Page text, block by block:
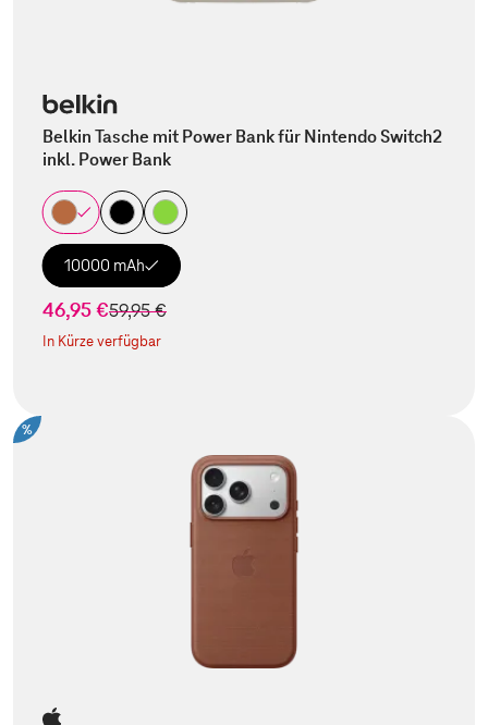
Belkin Tasche mit Power Bank für Nintendo Switch2
inkl. Power Bank
10000 mAh
46,95 €statt
59,95 €
In Kürze verfügbar
%